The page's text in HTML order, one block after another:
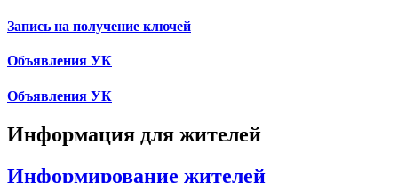
Запись на получение ключей
Объявления УК
Объявления УК
Информация для жителей
Информирование жителей